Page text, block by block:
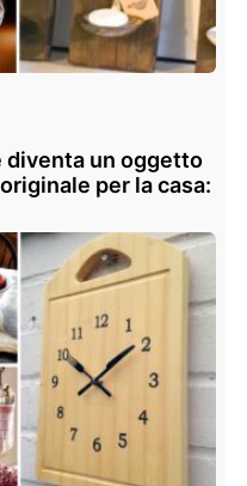
diventa un oggetto
per la casa: